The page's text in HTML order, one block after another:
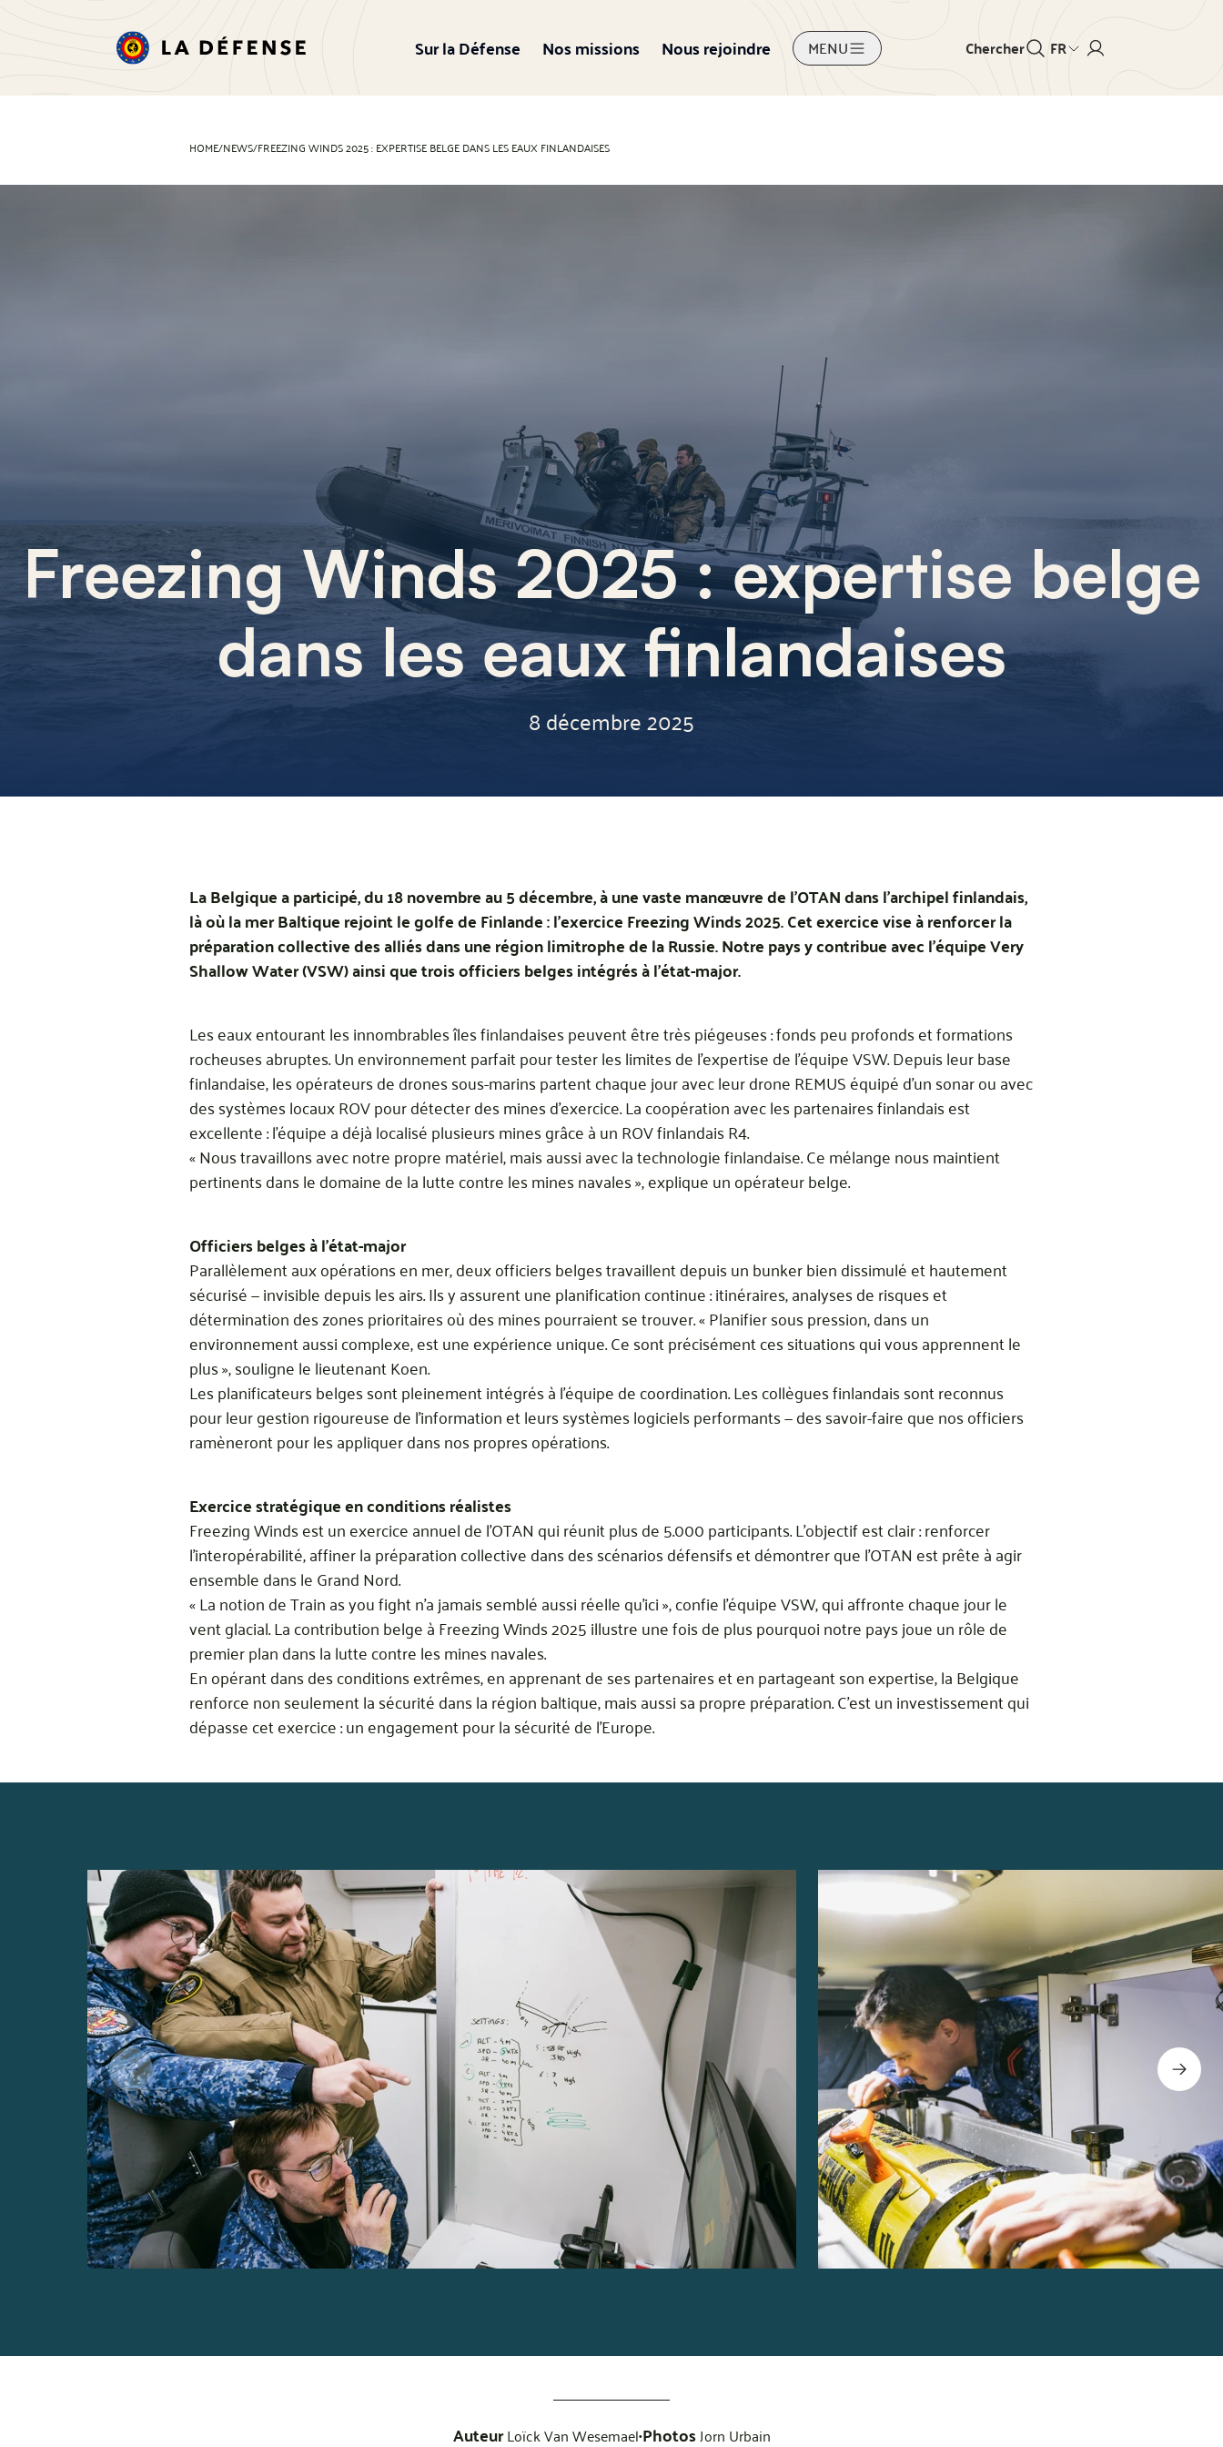
Sur la Défense Nos missions Nous rejoindre MENU Chercher FR
HOME/NEWS/FREEZING WINDS 2025 : EXPERTISE BELGE DANS LES EAUX FINLANDAISES
Freezing Winds 2025 : expertise belge
dans les eaux finlandaises
8 décembre 2025
La Belgique a participé, du 18 novembre au 5 décembre, à une vaste manœuvre de l’OTAN dans l’archipel finlandais,
là où la mer Baltique rejoint le golfe de Finlande : l’exercice Freezing Winds 2025. Cet exercice vise à renforcer la
préparation collective des alliés dans une région limitrophe de la Russie. Notre pays y contribue avec l’équipe Very
Shallow Water (VSW) ainsi que trois officiers belges intégrés à l’état-major.
Les eaux entourant les innombrables îles finlandaises peuvent être très piégeuses : fonds peu profonds et formations
rocheuses abruptes. Un environnement parfait pour tester les limites de l’expertise de l’équipe VSW. Depuis leur base
finlandaise, les opérateurs de drones sous-marins partent chaque jour avec leur drone REMUS équipé d’un sonar ou avec
des systèmes locaux ROV pour détecter des mines d’exercice. La coopération avec les partenaires finlandais est
excellente : l’équipe a déjà localisé plusieurs mines grâce à un ROV finlandais R4.
« Nous travaillons avec notre propre matériel, mais aussi avec la technologie finlandaise. Ce mélange nous maintient
pertinents dans le domaine de la lutte contre les mines navales », explique un opérateur belge.
Officiers belges à l’état-major
Parallèlement aux opérations en mer, deux officiers belges travaillent depuis un bunker bien dissimulé et hautement
sécurisé — invisible depuis les airs. Ils y assurent une planification continue : itinéraires, analyses de risques et
détermination des zones prioritaires où des mines pourraient se trouver. « Planifier sous pression, dans un
environnement aussi complexe, est une expérience unique. Ce sont précisément ces situations qui vous apprennent le
plus », souligne le lieutenant Koen.
Les planificateurs belges sont pleinement intégrés à l’équipe de coordination. Les collègues finlandais sont reconnus
pour leur gestion rigoureuse de l’information et leurs systèmes logiciels performants — des savoir-faire que nos officiers
ramèneront pour les appliquer dans nos propres opérations.
Exercice stratégique en conditions réalistes
Freezing Winds est un exercice annuel de l’OTAN qui réunit plus de 5.000 participants. L’objectif est clair : renforcer
l’interopérabilité, affiner la préparation collective dans des scénarios défensifs et démontrer que l’OTAN est prête à agir
ensemble dans le Grand Nord.
« La notion de Train as you fight n’a jamais semblé aussi réelle qu’ici », confie l’équipe VSW, qui affronte chaque jour le
vent glacial. La contribution belge à Freezing Winds 2025 illustre une fois de plus pourquoi notre pays joue un rôle de
premier plan dans la lutte contre les mines navales.
En opérant dans des conditions extrêmes, en apprenant de ses partenaires et en partageant son expertise, la Belgique
renforce non seulement la sécurité dans la région baltique, mais aussi sa propre préparation. C’est un investissement qui
dépasse cet exercice : un engagement pour la sécurité de l’Europe.
AuteurLoïck Van Wesemael•PhotosJorn Urbain